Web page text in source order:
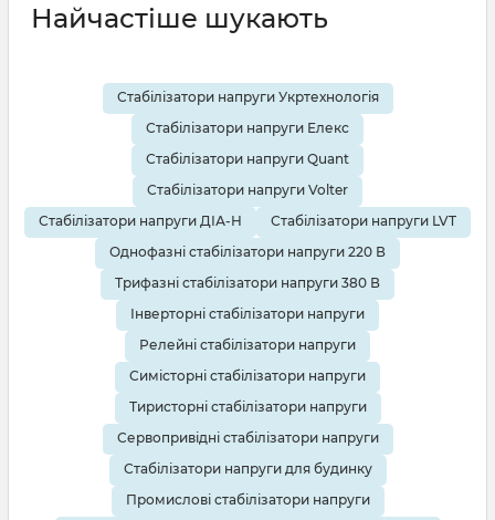
Найчастіше шукають
Стабілізатори напруги Укртехнологія
Стабілізатори напруги Елекс
Стабілізатори напруги Quant
Стабілізатори напруги Volter
Стабілізатори напруги ДІА-Н
Стабілізатори напруги LVT
Однофазні стабілізатори напруги 220 В
Трифазні стабілізатори напруги 380 В
Інверторні стабілізатори напруги
Релейні стабілізатори напруги
Симісторні стабілізатори напруги
Тиристорні стабілізатори напруги
Сервопривідні стабілізатори напруги
Стабілізатори напруги для будинку
Промислові стабілізатори напруги